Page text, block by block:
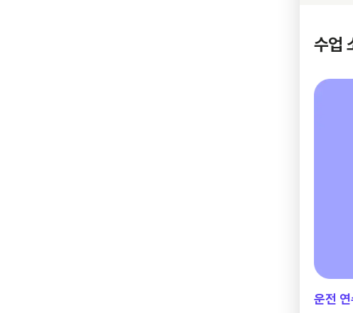
수업
운전